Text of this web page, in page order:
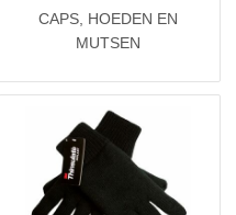
CAPS, HOEDEN EN
MUTSEN